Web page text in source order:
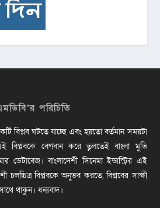
পরিচিতি
বিপ্লব ঘটতে যাচ্ছে এবং হয়তো বর্তমান সময়টা
বিপ্লবকে বেগবান করে তুলতেই বাংলা মুভি
ডেটাবেজ। বাংলাদেশী সিনেমা ইন্ডাস্ট্রির এই
চলচ্চিত্র বিপ্লবকে অনুভব করতে, বিপ্লবের সাক্ষী
থাকুন। ধন্যবাদ।